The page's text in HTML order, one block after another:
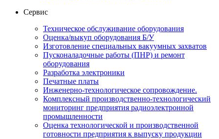
Сервис
Техническое обслуживание оборудования
Оценка/выкуп оборудования Б/У
Изготовление специальных вакуумных захватов
Пусконаладочные работы (ПНР) и ремонт
оборудования
Разработка электроники
Печатные платы
Инженерно-технологическое сопровождение.
Комплексный производственно-технологический
мониторинг предприятия радиоэлектронной
промышленности
Оценка технологической и производственной
готовности предприятия к выпуску продукции